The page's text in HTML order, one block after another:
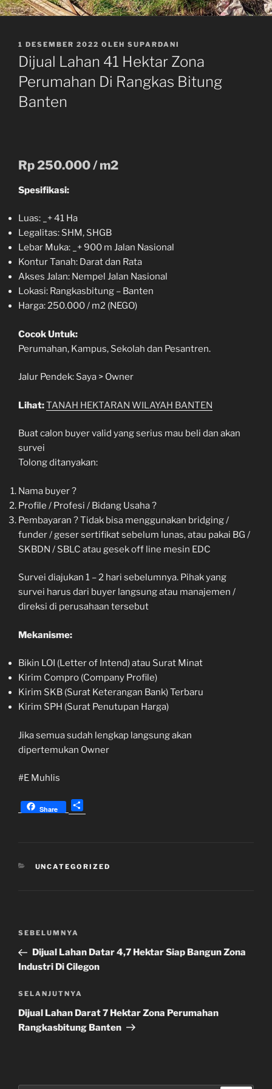
DIPOSKAN
PADA
1 DESEMBER 2022 OLEH SUPARDANI
Dijual Lahan 41 Hektar Zona
Perumahan Di Rangkas Bitung
Banten
Rp 250.000 / m2
Spesifikasi:
Luas: _+ 41 Ha
Legalitas: SHM, SHGB
Lebar Muka: _+ 900 m Jalan Nasional
Kontur Tanah: Darat dan Rata
Akses Jalan: Nempel Jalan Nasional
Lokasi: Rangkasbitung – Banten
Harga: 250.000 / m2 (NEGO)
Cocok Untuk:
Perumahan, Kampus, Sekolah dan Pesantren.
Jalur Pendek: Saya > Owner
Lihat:TANAH HEKTARAN WILAYAH BANTEN
Buat calon buyer valid yang serius mau beli dan akan
survei
Tolong ditanyakan:
Nama buyer ?
Profile / Profesi / Bidang Usaha ?
Pembayaran ? Tidak bisa menggunakan bridging /
funder / geser sertifikat sebelum lunas, atau pakai BG /
SKBDN / SBLC atau gesek off line mesin EDC
Survei diajukan 1 – 2 hari sebelumnya. Pihak yang
survei harus dari buyer langsung atau manajemen /
direksi di perusahaan tersebut
Mekanisme:
Bikin LOI (Letter of Intend) atau Surat Minat
Kirim Compro (Company Profile)
Kirim SKB (Surat Keterangan Bank) Terbaru
Kirim SPH (Surat Penutupan Harga)
Jika semua sudah lengkap langsung akan
dipertemukan Owner
#E Muhlis
Share
h
KATEGORI
UNCATEGORIZED
Navigasi
Pos
Sebelumnya
SEBELUMNYA
Dijual Lahan Datar 4,7 Hektar Siap Bangun Zona
Industri Di Cilegon
Pos
Selanjutnya
SELANJUTNYA
Dijual Lahan Darat 7 Hektar Zona Perumahan
Rangkasbitung Banten